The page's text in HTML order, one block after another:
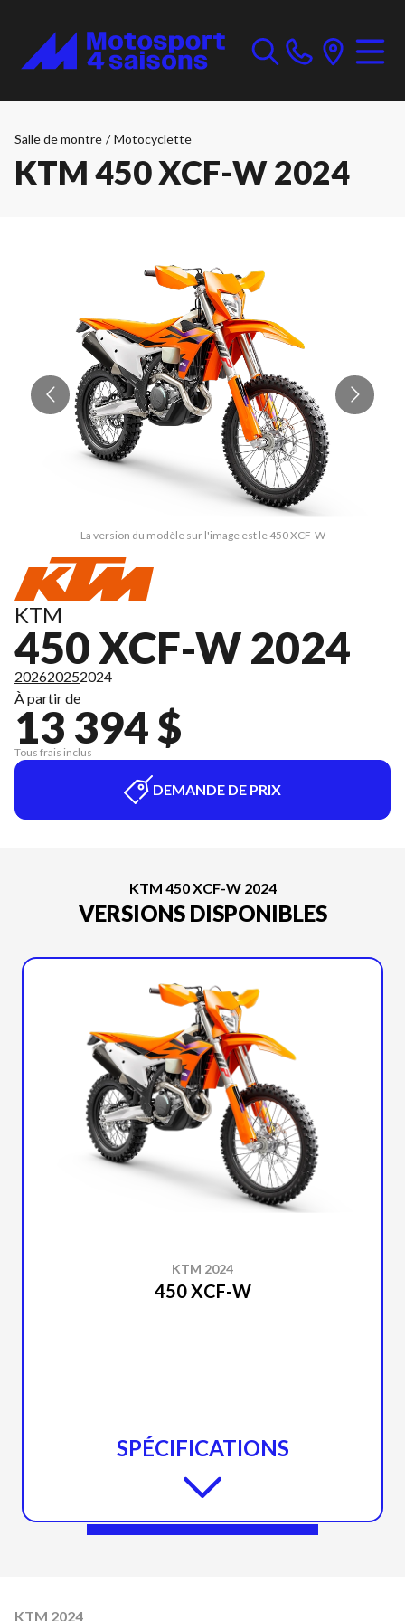
Salle de montre / Motocyclette
KTM 450 XCF-W 2024
La version du modèle sur l'image est le 450 XCF-W
KTM
450 XCF-W 2024
202620252024
À partir de
13 394 $
Tous frais inclus
DEMANDE DE PRIX
KTM 450 XCF-W 2024
VERSIONS DISPONIBLES
KTM 2024
450 XCF-W
SPÉCIFICATIONS
KTM 2024